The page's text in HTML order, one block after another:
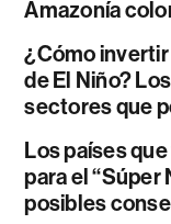
Amazonía
¿Cómo
de El Niño?
sectores que
Los países
para el “Súper
posibles